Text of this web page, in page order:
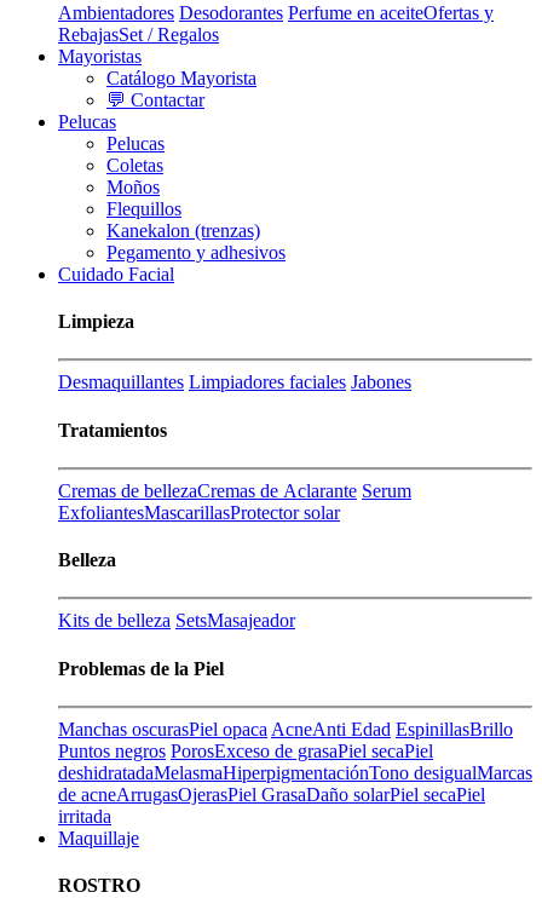
Ambientadores Desodorantes Perfume en aceiteOfertas y
RebajasSet / Regalos
Mayoristas
Catálogo Mayorista
💬 Contactar
Pelucas
Pelucas
Coletas
Moños
Flequillos
Kanekalon (trenzas)
Pegamento y adhesivos
Cuidado Facial
Limpieza
Desmaquillantes Limpiadores faciales Jabones
Tratamientos
Cremas de bellezaCremas de Aclarante Serum
ExfoliantesMascarillasProtector solar
Belleza
Kits de belleza SetsMasajeador
Problemas de la Piel
Manchas oscurasPiel opaca AcneAnti Edad EspinillasBrillo
Puntos negros PorosExceso de grasaPiel secaPiel
deshidratadaMelasmaHiperpigmentaciónTono desigualMarcas
de acneArrugasOjerasPiel GrasaDaño solarPiel secaPiel
irritada
Maquillaje
ROSTRO